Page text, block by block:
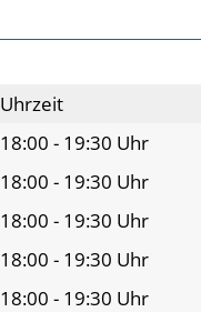
Uhrzeit
18:00 - 19:30 Uhr
18:00 - 19:30 Uhr
18:00 - 19:30 Uhr
18:00 - 19:30 Uhr
18:00 - 19:30 Uhr